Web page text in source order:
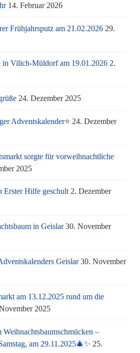
14. Februar 2026
Frühjahrsputz am 21.02.2026 29.
in Vilich-Müldorf am 19.01.2026 2.
24. Dezember 2025
Adventskalender⭐ 24. Dezember
sorgte für vorweihnachtliche
2025
Erster Hilfe geschult 2. Dezember
in Geislar 30. November
Geislar 30. November
am 13.12.2025 rund um die
2025
–
am 29.11.2025🎄✨ 25.